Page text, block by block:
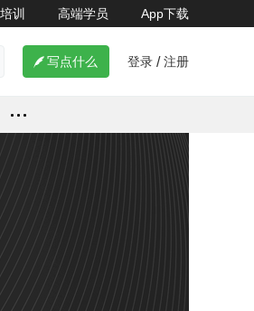
训 高端学员 App下载
 写点什么 登录 / 注册